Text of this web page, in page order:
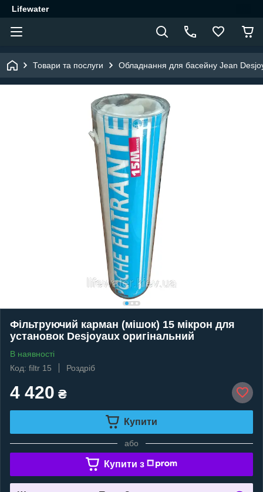
Lifewater
Товари та послуги Обладнання для басейну Jean
Фільтруючий карман (мішок) 15 мікрон для
установок Desjoyaux оригінальний
В наявності
Код: filtr 15
Роздріб
4 420 ₴
Купити
або
Купити з